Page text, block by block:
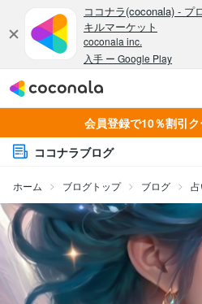
会員登録で10％割引ク
ココナラブログ
ホーム ブログトップ ブログ